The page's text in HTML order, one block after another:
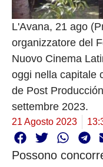
L'Avana, 21 ago
organizzatore del
Nuovo Cinema
oggi nella capitale
de Post
settembre 2023.
21 Agosto 2023
Possono